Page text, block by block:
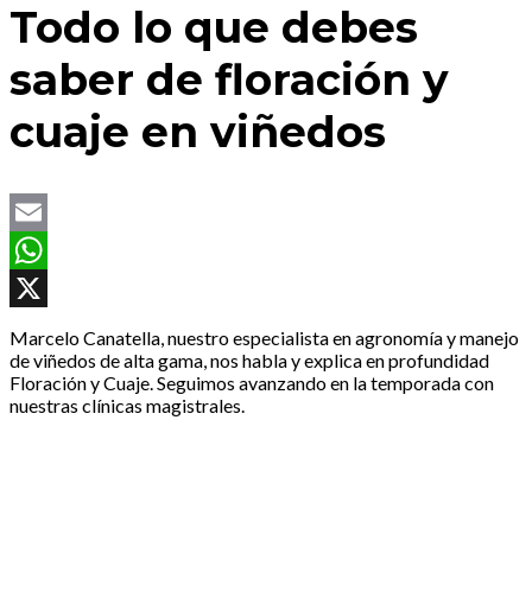
Todo lo que debes
saber de floración y
cuaje en viñedos
Email
WhatsApp
Marcelo Canatella, nuestro especialista en agronomía y manejo
de viñedos de alta gama, nos habla y explica en profundidad
Floración y Cuaje. Seguimos avanzando en la temporada con
nuestras clínicas magistrales.